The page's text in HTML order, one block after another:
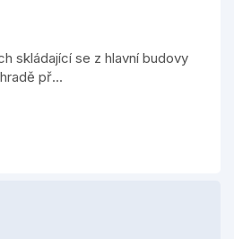
skládající se z hlavní budovy
př...